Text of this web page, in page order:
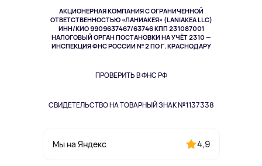
АКЦИОНЕРНАЯ КОМПАНИЯ С ОГРАНИЧЕННОЙ
ОТВЕТСТВЕННОСТЬЮ «ЛАНИАКЕЯ» (LANIAKEA LLC)
ИНН/КИО 9909637467/63746 КПП 231087001
НАЛОГОВЫЙ ОРГАН ПОСТАНОВКИ НА УЧЁТ 2310 —
ИНСПЕКЦИЯ ФНС РОССИИ № 2 ПО Г. КРАСНОДАРУ
ПРОВЕРИТЬ В ФНС РФ
СВИДЕТЕЛЬСТВО НА ТОВАРНЫЙ ЗНАК №1137338
Мы на Яндекс 4,9
Здоровье питомцев
Одежда и аксессуары